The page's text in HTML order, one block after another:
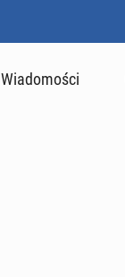
Wiadomości